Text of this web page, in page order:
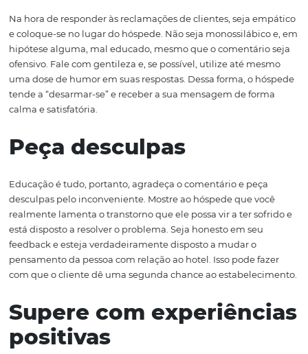
ou por meio da internet e das redes sociais. Após
comentários negativos, busque verificar o que
errado e dê um feedback para o hóspede, seja pela
utilizada para a reclamação, seja por mensagem no e-
pessoal do cliente.
Seja gentil em suas
respostas
Na hora de responder às reclamações de clientes, seja
e coloque-se no lugar do hóspede. Não seja
hipótese alguma, mal educado, mesmo que o
ofensivo. Fale com gentileza e, se possível, utilize até
tende a “desarmar-se” e receber a sua mensagem de
calma e satisfatória.